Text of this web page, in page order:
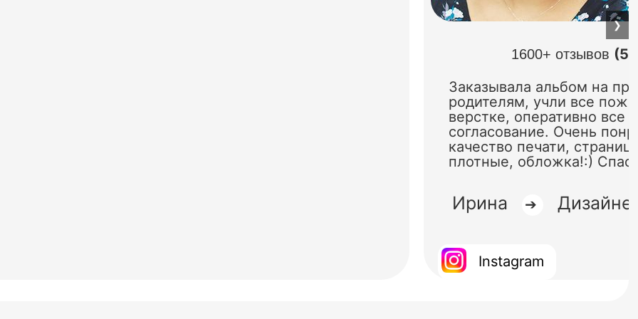
1600+ отзывов
Заказывала альбом на
родителям, учли все
верстке, оперативно все
согласование. Очень
качество печати,
плотные, обложка!:)
Ирина ➔
Instagram
❯